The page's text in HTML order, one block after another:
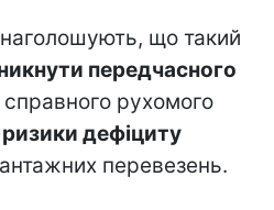
наголошують, що такий
передчасного
справного рухомого
дефіциту
перевезень.